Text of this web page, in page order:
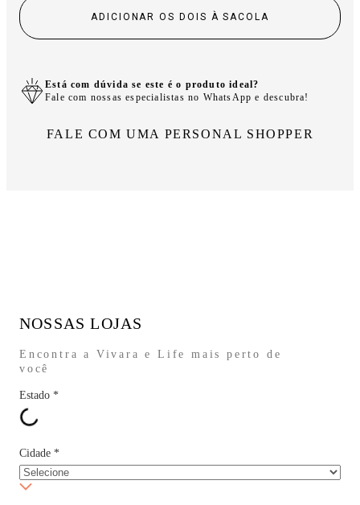
ADICIONAR OS DOIS À SACOLA
Está com dúvida se este é o produto ideal?
Fale com nossas especialistas no WhatsApp e descubra!
FALE COM UMA PERSONAL SHOPPER
NOSSAS LOJAS
Encontra a Vivara e Life mais perto de
você
Estado *
Cidade *